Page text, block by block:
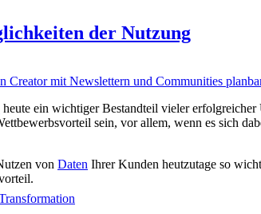
der Nutzung
heute ein wichtiger Bestandteil vieler erfolgreicher
sein, vor allem, wenn es sich
von Daten Ihrer Kunden heutzutage so